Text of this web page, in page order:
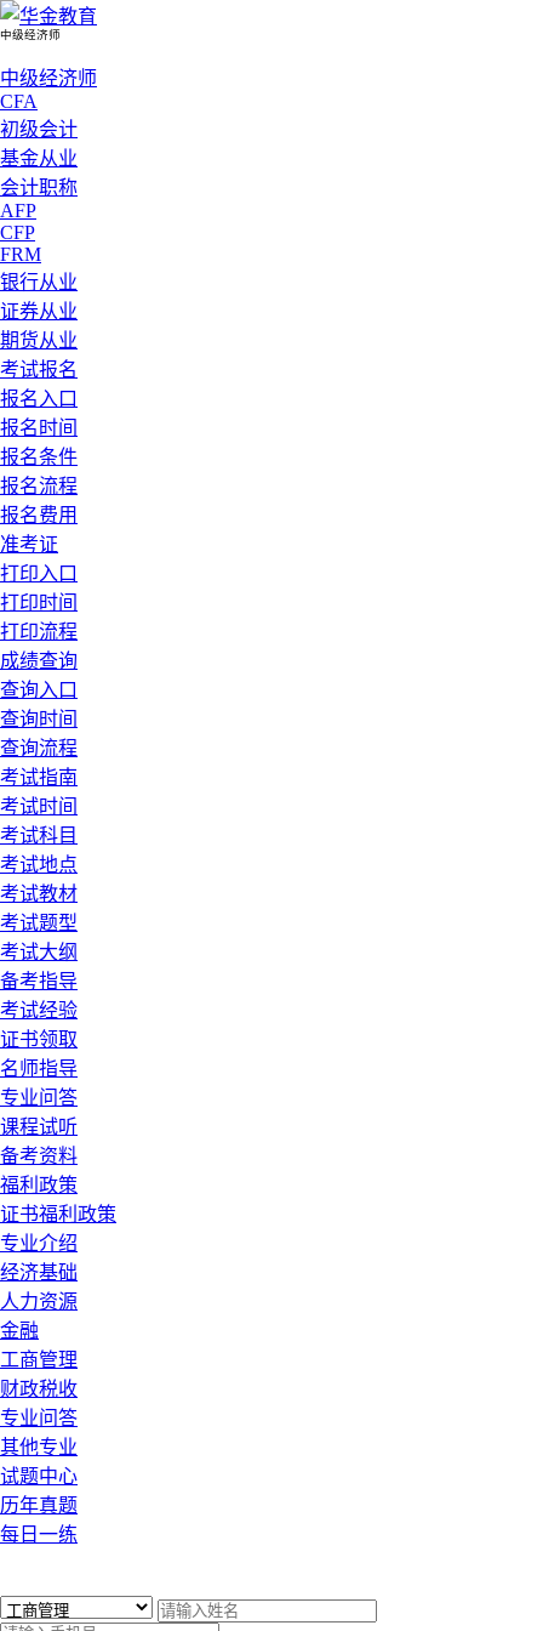
中级经济师
中级经济师
CFA
初级会计
基金从业
会计职称
AFP
CFP
FRM
银行从业
证券从业
期货从业
考试报名
报名入口
报名时间
报名条件
报名流程
报名费用
准考证
打印入口
打印时间
打印流程
成绩查询
查询入口
查询时间
查询流程
考试指南
考试时间
考试科目
考试地点
考试教材
考试题型
考试大纲
备考指导
考试经验
证书领取
名师指导
专业问答
课程试听
备考资料
福利政策
证书福利政策
专业介绍
经济基础
人力资源
金融
工商管理
财政税收
专业问答
其他专业
试题中心
历年真题
每日一练